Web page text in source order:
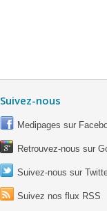
Suivez-nous
Medipages sur
Retrouvez-nous sur
Suivez-nous sur
Suivez nos flux RSS